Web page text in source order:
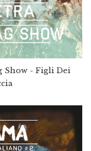
Show - Figli Dei